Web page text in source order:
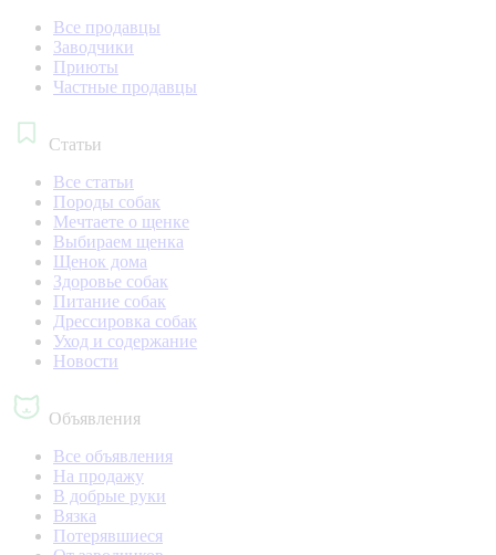
Все продавцы
Заводчики
Приюты
Частные продавцы
Статьи
Все статьи
Породы собак
Мечтаете о щенке
Выбираем щенка
Щенок дома
Здоровье собак
Питание собак
Дрессировка собак
Уход и содержание
Новости
Объявления
Все объявления
На продажу
В добрые руки
Вязка
Потерявшиеся